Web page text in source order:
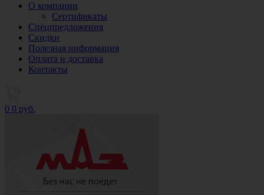
О компании
Сертификаты
Спецпредложения
Скидки
Полезная информация
Оплата и доставка
Контакты
0 0 руб.